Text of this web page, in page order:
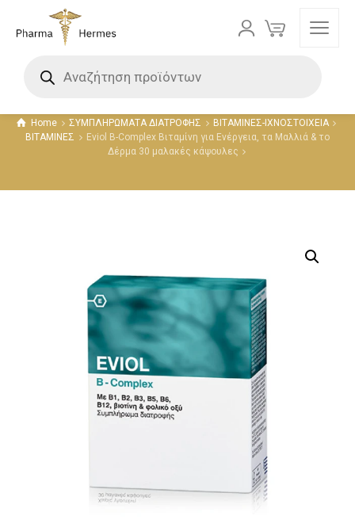
Home ΣΥΜΠΛΗΡΩΜΑΤΑ ΔΙΑΤΡΟΦΗΣ
ΒΙΤΑΜΙΝΕΣ-ΙΧΝΟΣΤΟΙΧΕΙΑ
ΒΙΤΑΜΙΝΕΣ
Eviol B-Complex Βιταμίνη για Ενέργεια, τα Μαλλιά & τo
Δέρμα 30 μαλακές κάψουλες